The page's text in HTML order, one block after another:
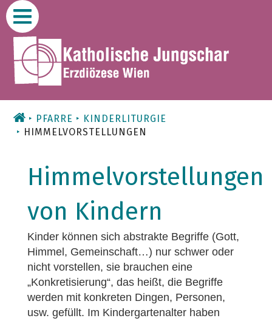
Zum
Inhalt
PFARRE
KINDERLITURGIE
HIMMELVORSTELLUNGEN
Himmelvorstellungen
von Kindern
Kinder können sich abstrakte Begriffe (Gott,
Himmel, Gemeinschaft…) nur schwer oder
nicht vorstellen, sie brauchen eine
„Konkretisierung“, das heißt, die Begriffe
werden mit konkreten Dingen, Personen,
usw. gefüllt. Im Kindergartenalter haben